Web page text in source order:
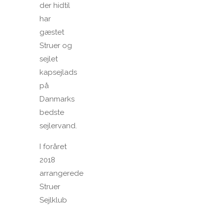
der hidtil
har
gæstet
Struer og
sejlet
kapsejlads
på
Danmarks
bedste
sejlervand.
I foråret
2018
arrangerede
Struer
Sejlklub